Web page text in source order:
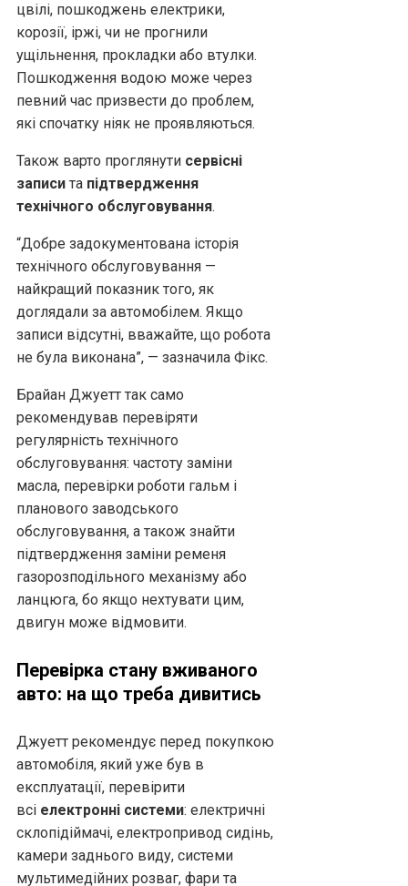
цвілі, пошкоджень електрики,
корозії, іржі, чи не прогнили
ущільнення, прокладки або втулки.
Пошкодження водою може через
певний час призвести до проблем,
які спочатку ніяк не проявляються.
Також варто проглянути сервісні
записи та підтвердження
технічного обслуговування.
“Добре задокументована історія
технічного обслуговування —
найкращий показник того, як
доглядали за автомобілем. Якщо
записи відсутні, вважайте, що робота
не була виконана”, — зазначила Фікс.
Брайан Джуетт так само
рекомендував перевіряти
регулярність технічного
обслуговування: частоту заміни
масла, перевірки роботи гальм і
планового заводського
обслуговування, а також знайти
підтвердження заміни ременя
газорозподільного механізму або
ланцюга, бо якщо нехтувати цим,
двигун може відмовити.
Перевірка стану вживаного
авто: на що треба дивитись
Джуетт рекомендує перед покупкою
автомобіля, який уже був в
експлуатації, перевірити
всі електронні системи: електричні
склопідіймачі, електропривод сидінь,
камери заднього виду, системи
мультимедійних розваг, фари та